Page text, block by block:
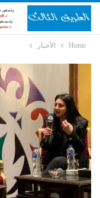
Home الأخبار